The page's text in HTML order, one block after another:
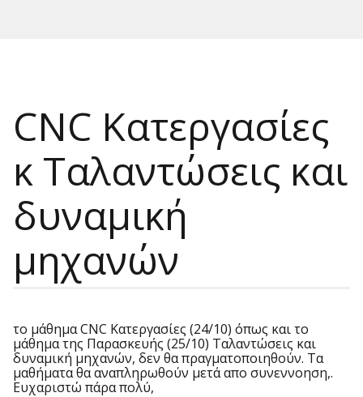
CNC Κατεργασίες
κ Ταλαντώσεις και
δυναμική
μηχανών
το μάθημα CNC Κατεργασίες (24/10) όπως και το
μάθημα της Παρασκευής (25/10) Ταλαντώσεις και
δυναμική μηχανών, δεν θα πραγματοποιηθούν. Τα
μαθήματα θα αναπληρωθούν μετά απο συνεννοηση,.
Ευχαριστώ πάρα πολύ,